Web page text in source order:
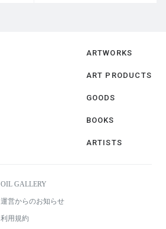
ARTWORKS
ART PRODUCTS
GOODS
BOOKS
ARTISTS
OIL GALLERY
運営からのお知らせ
利用規約